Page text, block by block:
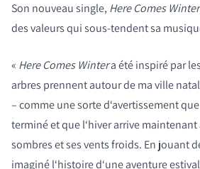
Son nouveau single, Here Comes Winter
des valeurs qui sous-tendent sa
« Here Comes Wintera été inspiré par
arbres prennent autour de ma ville
– comme une sorte d‘avertissement
terminé et que l‘hiver arrive maintenant
sombres et ses vents froids. En jouant
imaginé l‘histoire d‘une aventure